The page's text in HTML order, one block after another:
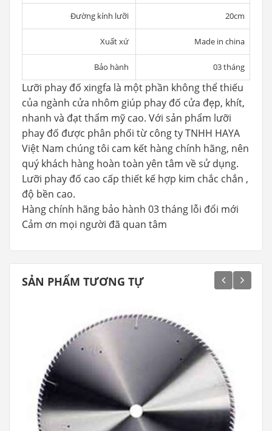
Đường kính lưỡi 20cm
Xuất xứ Made in china
Bảo hành 03 tháng
Lưỡi phay đố xingfa là một phần không thể thiếu
của ngành cửa nhôm giúp phay đố cửa đẹp, khít,
nhanh và đạt thẩm mỹ cao. Với sản phẩm lưỡi
phay đố được phân phối từ công ty TNHH HAYA
Việt Nam chúng tôi cam kết hàng chính hãng, nên
quý khách hàng hoàn toàn yên tâm về sử dụng.
Lưỡi phay đố cao cấp thiết kế hợp kim chắc chắn ,
độ bền cao.
Hàng chính hãng bảo hành 03 tháng lỗi đổi mới
Cảm ơn mọi người đã quan tâm
SẢN PHẨM TƯƠNG TỰ